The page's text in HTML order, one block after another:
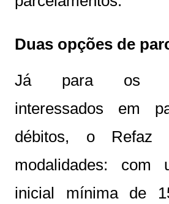
Duas opções de
Já para os
interessados em
débitos, o Refaz
modalidades: com
inicial mínima de